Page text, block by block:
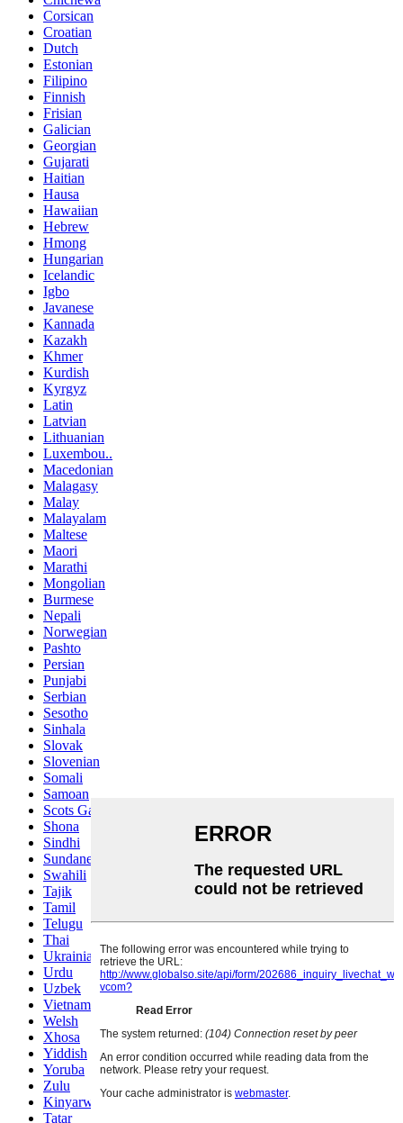
Corsican
Croatian
Dutch
Estonian
Filipino
Finnish
Frisian
Galician
Georgian
Gujarati
Haitian
Hausa
Hawaiian
Hebrew
Hmong
Hungarian
Icelandic
Igbo
Javanese
Kannada
Kazakh
Khmer
Kurdish
Kyrgyz
Latin
Latvian
Lithuanian
Luxembou..
Macedonian
Malagasy
Malay
Malayalam
Maltese
Maori
Marathi
Mongolian
Burmese
Nepali
Norwegian
Pashto
Persian
Punjabi
Serbian
Sesotho
Sinhala
Slovak
Slovenian
Somali
Samoan
Scots Gaelic
Shona
Sindhi
Sundanese
Swahili
Tajik
Tamil
Telugu
Thai
Ukrainian
Urdu
Uzbek
Vietnamese
Welsh
Xhosa
Yiddish
Yoruba
Zulu
Kinyarwanda
Tatar